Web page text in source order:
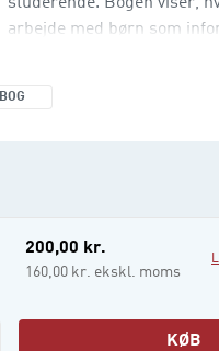
arbejde med børn som
BOG
200,00 kr.
160,00 kr. ekskl. moms
KØB